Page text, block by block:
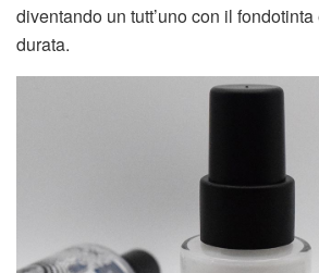
diventando un tutt’uno con il
durata.